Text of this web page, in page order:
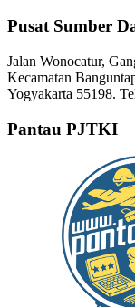
Pusat Sumber
Jalan Wonocatur,
Kecamatan
Yogyakarta 55198.
Pantau PJTKI